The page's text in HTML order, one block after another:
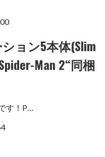
ョン5本体(Slim
Man 2“同梱
す！P…